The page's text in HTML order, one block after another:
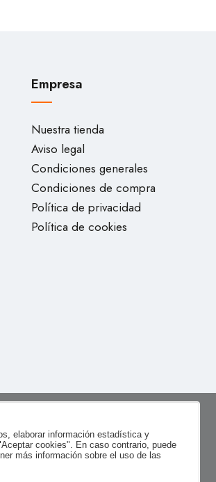
Empresa
Nuestra tienda
Aviso legal
Condiciones generales
Condiciones de compra
Política de privacidad
Política de cookies
elaborar información estadística y
cookies". En caso contrario, puede
más información sobre el uso de las